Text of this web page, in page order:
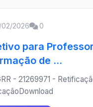
02/2026 0
para
de ...
- 21269971 -